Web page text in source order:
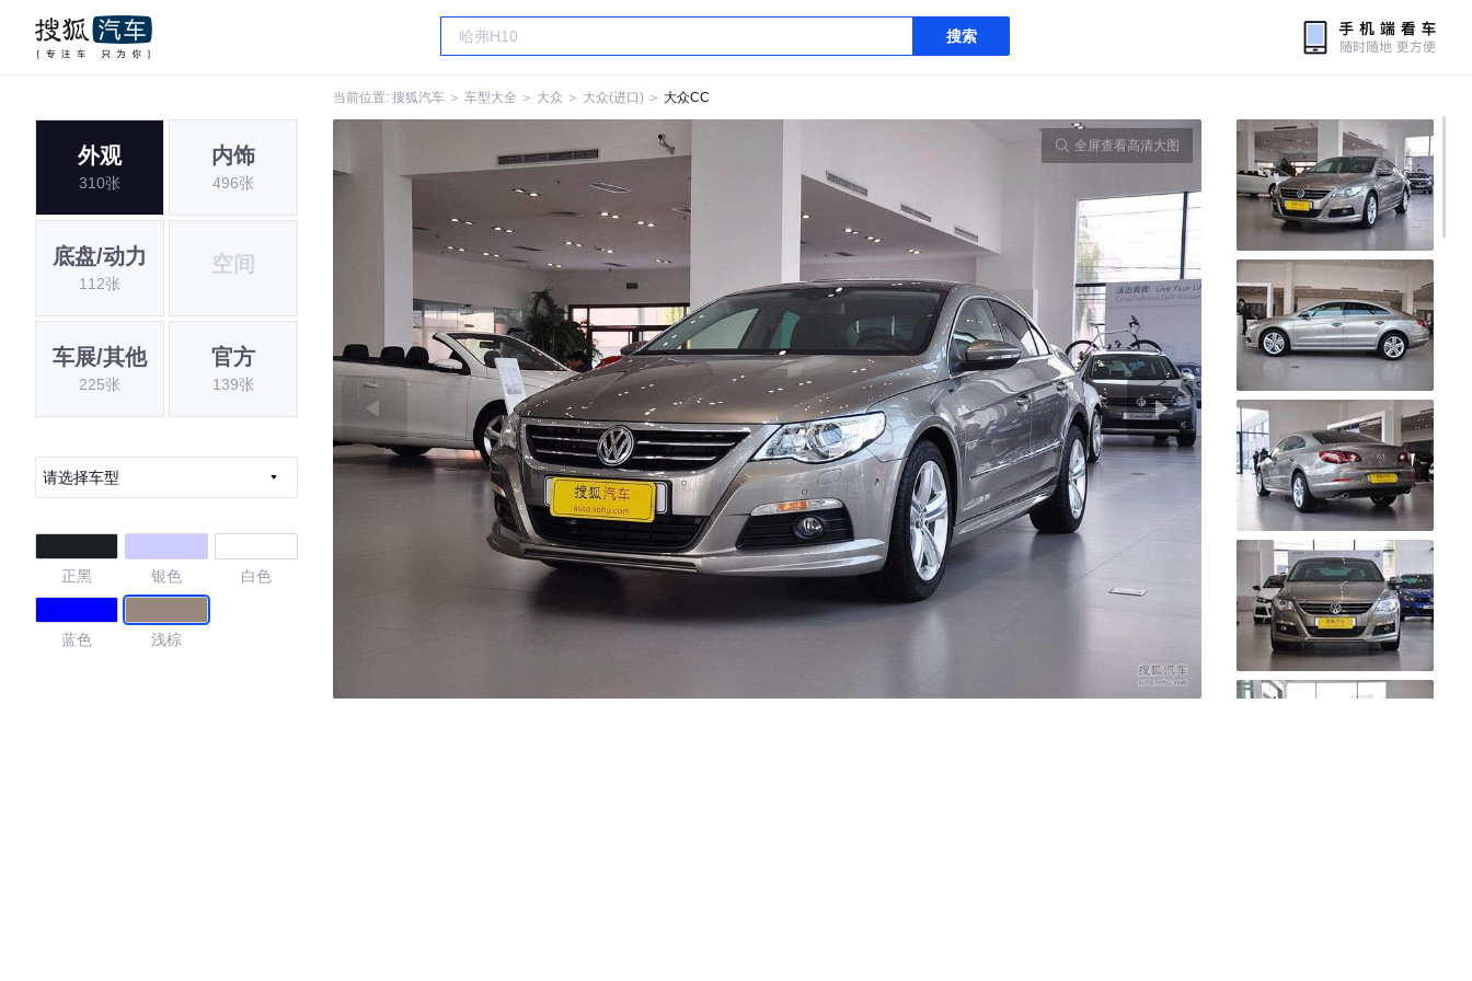
搜索
当前位置: 搜狐汽车 ＞ 车型大全 ＞ 大众 ＞ 大众(进口) ＞ 大众CC
外观
310张
内饰
496张
底盘/动力
112张
空间
车展/其他
225张
官方
139张
请选择车型
正黑 银色 白色
蓝色 浅棕
全屏查看高清大图